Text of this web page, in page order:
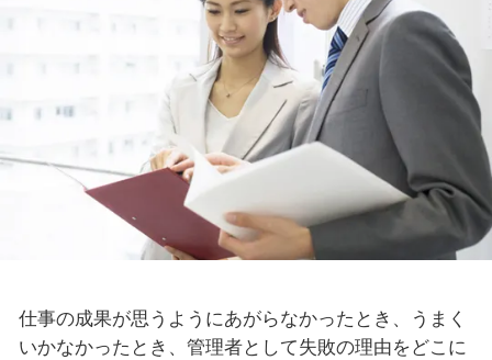
仕事の成果が思うようにあがらなかったとき、うまく
いかなかったとき、管理者として失敗の理由をどこに